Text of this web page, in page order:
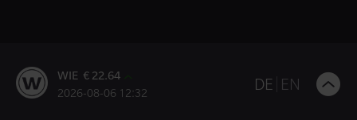
WIE € 22.64
2026-08-06 12:32 DE EN